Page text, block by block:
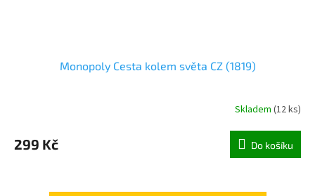
Monopoly Cesta kolem světa CZ (1819)
Skladem (12 ks)
299 Kč Do košíku